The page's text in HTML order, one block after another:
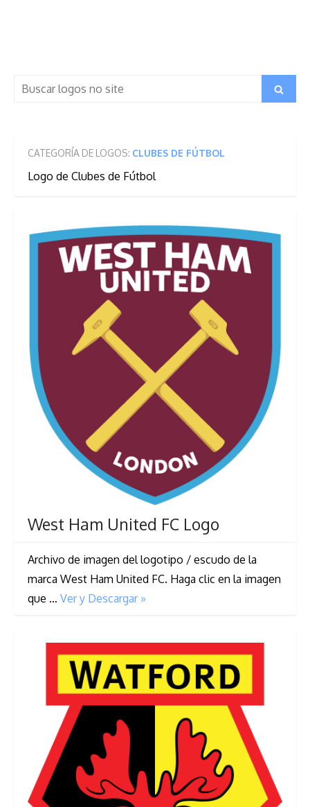
Search
Search
CATEGORÍA DE LOGOS: CLUBES DE FÚTBOL
Logo de Clubes de Fútbol
West Ham United FC Logo
Archivo de imagen del logotipo / escudo de la
marca West Ham United FC. Haga clic en la imagen
que … Ver y Descargar »